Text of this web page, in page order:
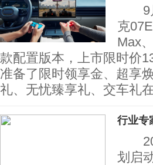
9月
克
Max
款配置版本，上市限时价
准备了限时领享金、超享
礼、无忧臻享礼、交车礼
行业专
划启